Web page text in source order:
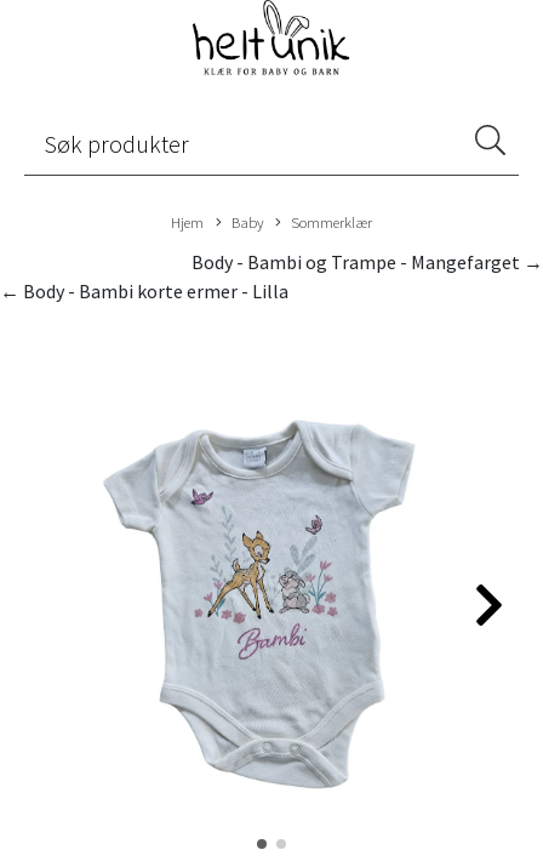
Hjem Baby Sommerklær
Body - Bambi og Trampe - Mangefarget →
← Body - Bambi korte ermer - Lilla